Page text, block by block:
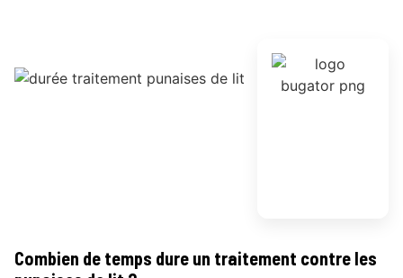
Combien de temps dure un traitement contre les